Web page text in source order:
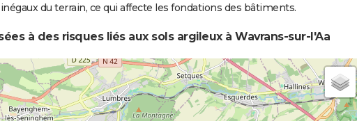
ou Coulées de
20/01/1988 25/02/1988 37 j Oui
du terrain, ce qui affecte les fondations des bâtiments.
à des risques liés aux sols argileux à Wavrans-sur-l'Aa